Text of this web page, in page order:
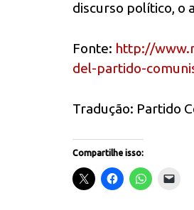
discurso político, o
Fonte: http://
del-partido-
Tradução: Partido
Compartilhe isso: